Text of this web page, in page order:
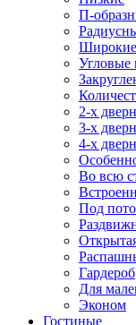
П-
Широкие
2-х
3-х
4-х
Во всю
Под
Гардероб
Для
Эконом
Гостиные